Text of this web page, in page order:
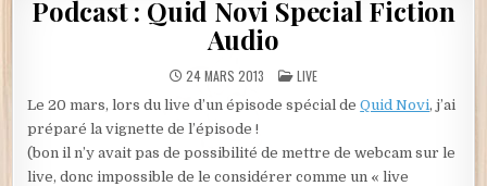
Podcast : Quid Novi Special Fiction
Audio
24 MARS 2013 POSTED
IN
LIVE
Le 20 mars, lors du live d’un épisode spécial deQuid Novi, j’ai
préparé la vignette de l’épisode !
(bon il n’y avait pas de possibilité de mettre de webcam sur le
live, donc impossible de le considérer comme un « live